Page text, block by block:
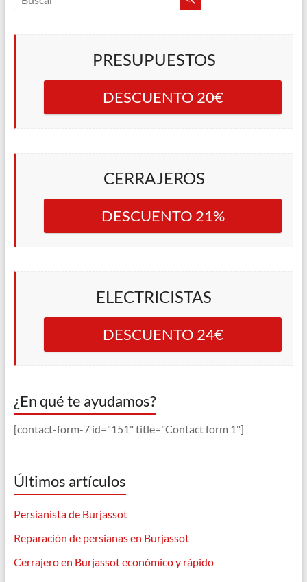
PRESUPUESTOS
DESCUENTO 20€
CERRAJEROS
DESCUENTO 21%
ELECTRICISTAS
DESCUENTO 24€
¿En qué te ayudamos?
[contact-form-7 id="151" title="Contact form 1"]
Últimos artículos
Persianista de Burjassot
Reparación de persianas en Burjassot
Cerrajero en Burjassot económico y rápido